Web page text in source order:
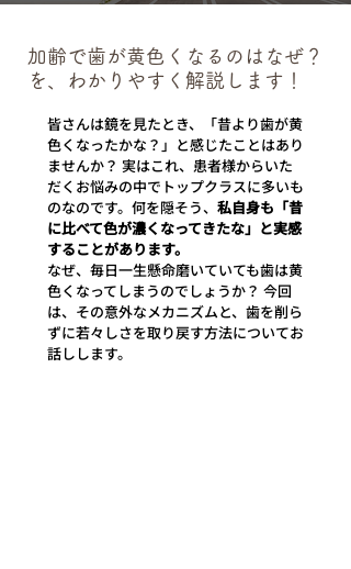
加齢で歯が黄色くなるのはなぜ？
を、わかりやすく解説します！
皆さんは鏡を見たとき、「昔より歯が黄
色くなったかな？」と感じたことはあり
ませんか？ 実はこれ、患者様からいた
だくお悩みの中でトップクラスに多いも
のなのです。何を隠そう、 私自身も「昔
に比べて色が濃くなってきたな」と実感
することがあります。
なぜ、毎日一生懸命磨いていても歯は黄
色くなってしまうのでしょうか？ 今回
は、その意外なメカニズムと、歯を削ら
ずに若々しさを取り戻す方法についてお
話しします。